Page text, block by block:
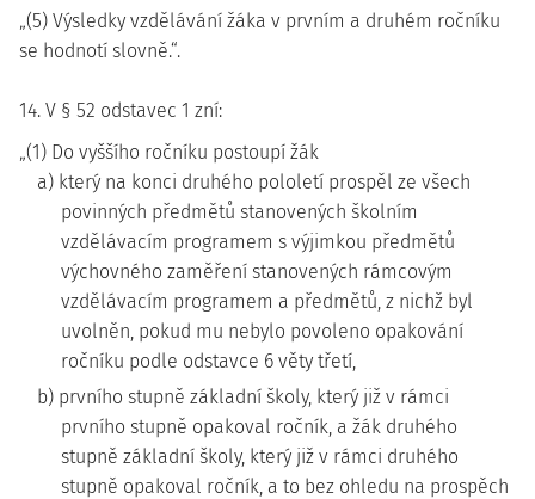
„(5) Výsledky vzdělávání žáka v prvním a druhém ročníku
se hodnotí slovně.“.
14. V § 52 odstavec 1 zní:
„(1) Do vyššího ročníku postoupí žák
a) který na konci druhého pololetí prospěl ze všech
povinných předmětů stanovených školním
vzdělávacím programem s výjimkou předmětů
výchovného zaměření stanovených rámcovým
vzdělávacím programem a předmětů, z nichž byl
uvolněn, pokud mu nebylo povoleno opakování
ročníku podle odstavce 6 věty třetí,
b) prvního stupně základní školy, který již v rámci
prvního stupně opakoval ročník, a žák druhého
stupně základní školy, který již v rámci druhého
stupně opakoval ročník, a to bez ohledu na prospěch